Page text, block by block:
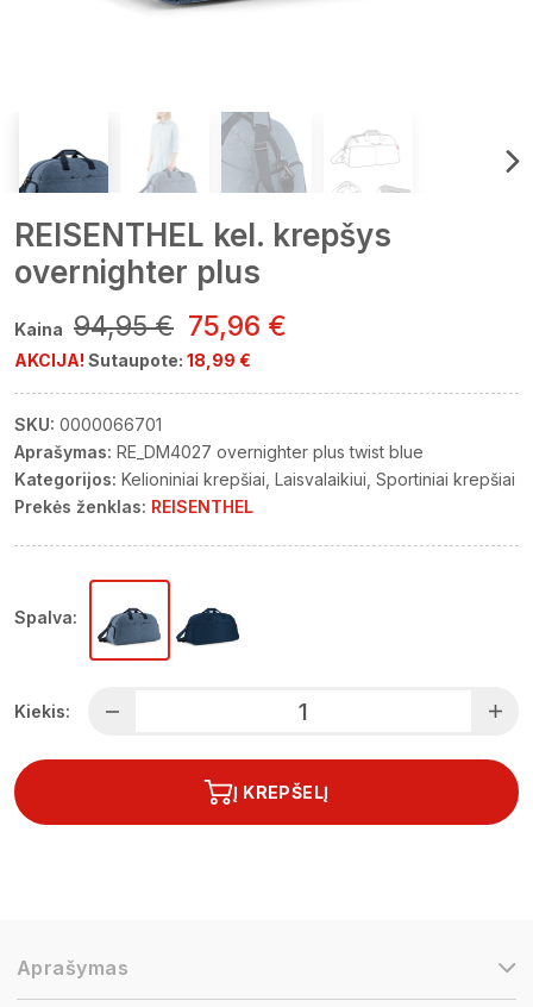
REISENTHEL kel. krepšys
overnighter plus
Kaina 94,95 € 75,96 €
AKCIJA! Sutaupote: 18,99 €
SKU: 0000066701
Aprašymas: RE_DM4027 overnighter plus twist blue
Kategorijos: Kelioniniai krepšiai Laisvalaikiui Sportiniai krepšiai
Prekės ženklas: REISENTHEL
Spalva:
Kiekis:
Į KREPŠELĮ
Aprašymas